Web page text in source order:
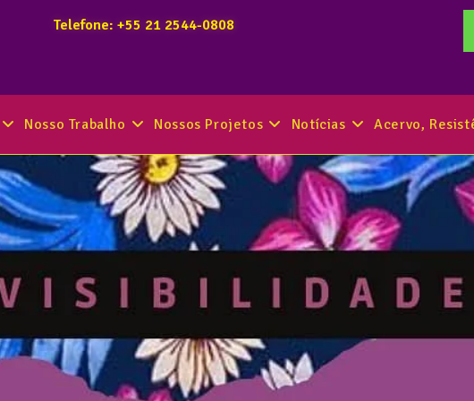
Telefone: +55 21 2544-0808
Nosso Trabalho Nossos Projetos Notícias Acervo,